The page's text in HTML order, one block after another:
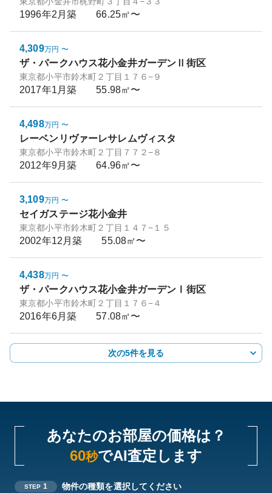
1996年2月築 66.25㎡〜
4,309万円 〜
ザ・パークハウス花小金井ガーデンⅡ街区
東京都小平市鈴木町２丁目１７６−９
2017年1月築 55.98㎡〜
4,498万円 〜
レーベンリヴァーレサレムヴィスタ
東京都小平市鈴木町２丁目７７２−８
2012年9月築 64.96㎡〜
3,109万円 〜
セイガステージ花小金井
東京都小平市鈴木町２丁目１４７−１５
2002年12月築 55.08㎡〜
4,438万円 〜
ザ・パークハウス花小金井ガーデンⅠ街区
東京都小平市鈴木町２丁目１７６−４
2016年6月築 57.08㎡〜
次の5件を見る
あなたのお部屋の価格は？
60秒でAI査定します
STEP 1 物件の種類を選択してください